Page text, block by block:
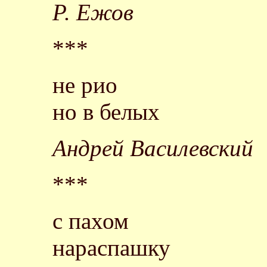
Р. Ежов
***
не рио
но в белых
Андрей Василевский
***
с пахом
нараспашку